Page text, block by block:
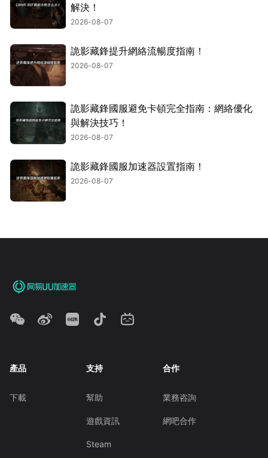
解決！
2026-08-07
詭影藏鋒提升網絡流暢度指南！
2026-08-07
詭影藏鋒國服避免卡頓完全指南：網絡優化
與解決技巧！
2026-08-07
詭影藏鋒國服加速器設置指南！
2026-08-07
產品
下載
支持
幫助
遊戲資訊
Steam
合作
業務咨詢
網吧合作